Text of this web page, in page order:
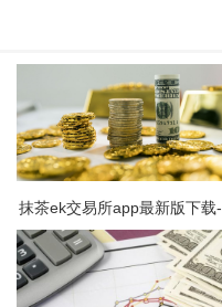
抹茶ek交易所app最新版下载-
抹茶ek交易所所有版本